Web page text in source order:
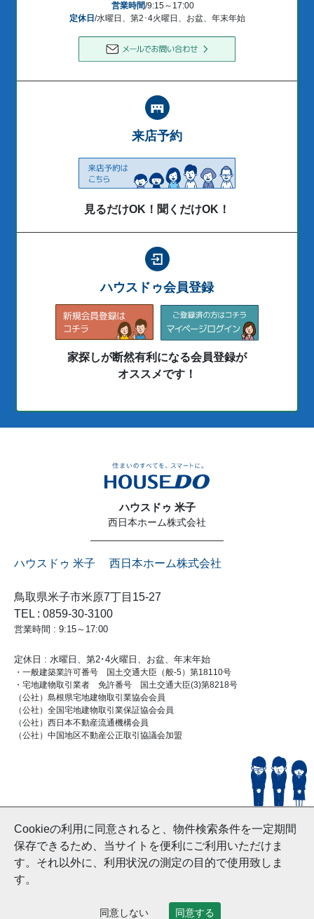
Cookieの利用に同意されると、物件検索条件を一定期間
保存できるため、当サイトを便利にご利用いただけま
す。それ以外に、利用状況の測定の目的で使用致しま
す。
同意しない 同意する
営業時間/9:15～17:00
定休日 /水曜日、第2･4火曜日、お盆、年末年始
来店予約
見るだけOK！聞くだけOK！
ハウスドゥ会員登録
家探しが断然有利になる会員登録が
オススメです！
ハウスドゥ 米子
西日本ホーム株式会社
ハウスドゥ 米子 西日本ホーム株式会社
鳥取県米子市米原7丁目15-27
TEL : 0859-30-3100
営業時間 : 9:15～17:00
定休日 : 水曜日、第2･4火曜日、お盆、年末年始
・一般建築業許可番号 国土交通大臣（般-5）第18110号
・宅地建物取引業者 免許番号 国土交通大臣(3)第8218号
（公社）島根県宅地建物取引業協会会員
（公社）全国宅地建物取引業保証協会会員
（公社）西日本不動産流通機構会員
（公社）中国地区不動産公正取引協議会加盟
© HouseDoYonago
and Nishinihon Home Co.ltd All Rights Reserved.